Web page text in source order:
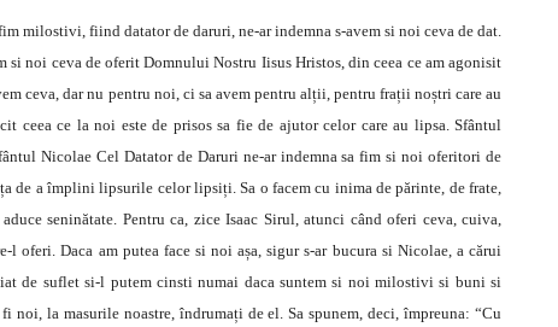
milostivi, fiind datator de daruri, ne-ar indemna s-avem si noi ceva de dat.
noi ceva de oferit Domnului Nostru Iisus Hristos, din ceea ce am agonisit
ceva, dar nu pentru noi, ci sa avem pentru alții, pentru frații noștri care au
ceea ce la noi este de prisos sa fie de ajutor celor care au lipsa. Sfântul
Nicolae Cel Datator de Daruri ne-ar indemna sa fim si noi oferitori de
de a împlini lipsurile celor lipsiți. Sa o facem cu inima de părinte, de frate,
seninătate. Pentru ca, zice Isaac Sirul, atunci când oferi ceva, cuiva,
l oferi. Daca am putea face si noi așa, sigur s-ar bucura si Nicolae, a cărui
de suflet si-l putem cinsti numai daca suntem si noi milostivi si buni si
la masurile noastre, îndrumați de el. Sa spunem, deci, împreuna: “Cu